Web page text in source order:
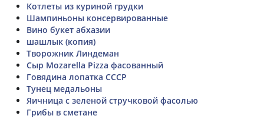
Котлеты из куриной грудки
Шампиньоны консервированные
Вино букет абхазии
шашлык (копия)
Творожник Линдеман
Сыр Mozarella Pizza фасованный
Говядина лопатка СССР
Тунец медальоны
Яичница с зеленой стручковой фасолью
Грибы в сметане